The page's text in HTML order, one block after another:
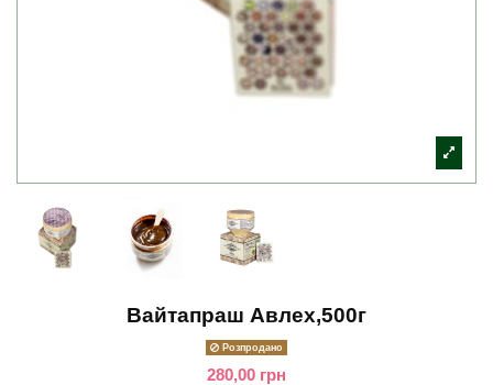
Вайтапраш Авлех,500г
Розпродано
280,00 грн